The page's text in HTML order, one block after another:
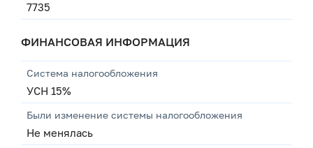
7735
ФИНАНСОВАЯ ИНФОРМАЦИЯ
Система налогообложения
УСН 15%
Были изменение системы налогообложения
Не менялась